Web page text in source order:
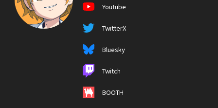
Youtube
TwitterX
Bluesky
Twitch
BOOTH